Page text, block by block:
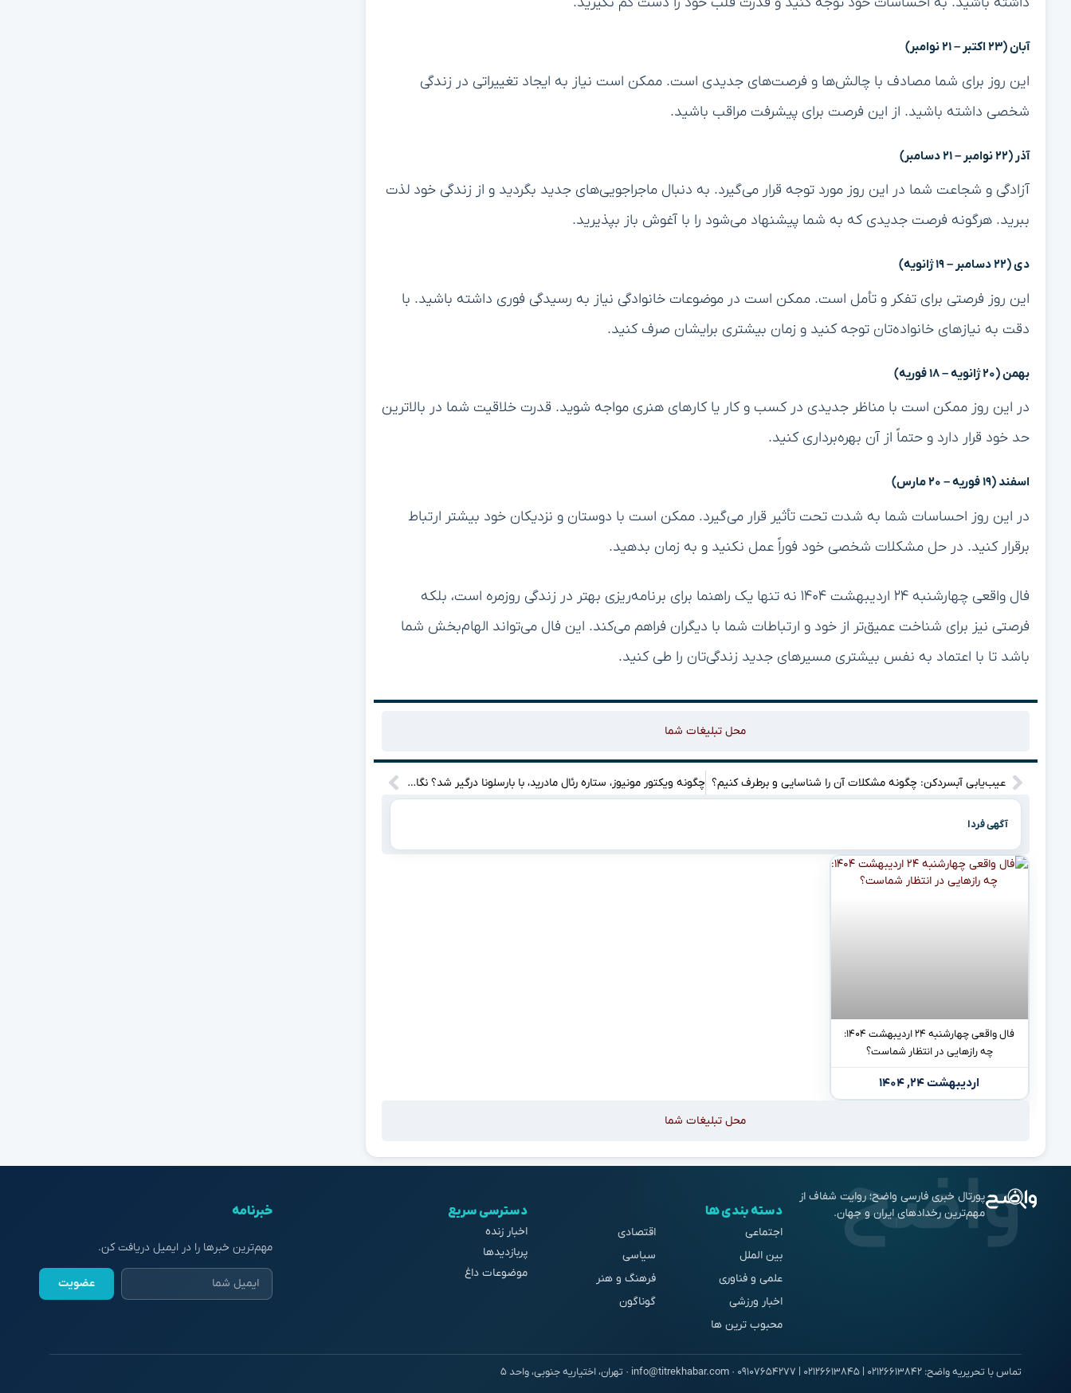
آبان (۲۳ اکتبر – ۲۱ نوامبر)
این روز برای شما مصادف با چالش‌ها و فرصت‌های جدیدی است. ممکن است نیاز به ایجاد تغییراتی در زندگی
شخصی داشته باشید. از این فرصت برای پیشرفت مراقب باشید.
آذر (۲۲ نوامبر – ۲۱ دسامبر)
آزادگی و شجاعت شما در این روز مورد توجه قرار می‌گیرد. به دنبال ماجراجویی‌های جدید بگردید و از زندگی خود لذت
ببرید. هرگونه فرصت جدیدی که به شما پیشنهاد می‌شود را با آغوش باز بپذیرید.
دی (۲۲ دسامبر – ۱۹ ژانویه)
این روز فرصتی برای تفکر و تأمل است. ممکن است در موضوعات خانوادگی نیاز به رسیدگی فوری داشته باشید. با
دقت به نیازهای خانواده‌تان توجه کنید و زمان بیشتری برایشان صرف کنید.
بهمن (۲۰ ژانویه – ۱۸ فوریه)
در این روز ممکن است با مناظر جدیدی در کسب و کار یا کارهای هنری مواجه شوید. قدرت خلاقیت شما در بالاترین
حد خود قرار دارد و حتماً از آن بهره‌برداری کنید.
اسفند (۱۹ فوریه – ۲۰ مارس)
در این روز احساسات شما به شدت تحت تأثیر قرار می‌گیرد. ممکن است با دوستان و نزدیکان خود بیشتر ارتباط
برقرار کنید. در حل مشکلات شخصی خود فوراً عمل نکنید و به زمان بدهید.
فال واقعی چهارشنبه ۲۴ اردیبهشت ۱۴۰۴ نه تنها یک راهنما برای برنامه‌ریزی بهتر در زندگی روزمره است، بلکه
فرصتی نیز برای شناخت عمیق‌تر از خود و ارتباطات شما با دیگران فراهم می‌کند. این فال می‌تواند الهام‌بخش شما
باشد تا با اعتماد به نفس بیشتری مسیرهای جدید زندگی‌تان را طی کنید.
محل تبلیغات شما
عیب‌یابی آبسردکن: چگونه مشکلات آن را شناسایی و برطرف کنیم؟ چگونه ویکتور مونیوز، ستاره رئال مادرید، با بارسلونا درگیر شد؟ نگاهی به زندگی و داستان‌های جذاب این بازیکن!
آگهی فردا
فال واقعی چهارشنبه ۲۴ اردیبهشت ۱۴۰۴:
چه رازهایی در انتظار شماست؟
اردیبهشت ۲۴, ۱۴۰۴
محل تبلیغات شما
پورتال خبری فارسی واضح؛ روایت شفاف از
مهم‌ترین رخدادهای ایران و جهان.
دسته بندی ها
اجتماعی
اقتصادی
بین الملل
سیاسی
علمی و فناوری
فرهنگ و هنر
اخبار ورزشی
گوناگون
محبوب ترین ها
دسترسی سریع
اخبار زنده
پربازدیدها
موضوعات داغ
خبرنامه
مهم‌ترین خبرها را در ایمیل دریافت کن.
عضویت